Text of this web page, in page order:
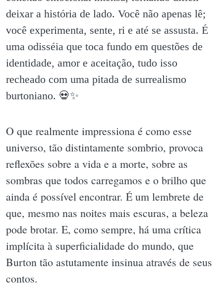
deixar a história de lado. Você não apenas lê;
você experimenta, sente, ri e até se assusta. É
uma odisséia que toca fundo em questões de
identidade, amor e aceitação, tudo isso
recheado com uma pitada de surrealismo
burtoniano. 💀✨️
O que realmente impressiona é como esse
universo, tão distintamente sombrio, provoca
reflexões sobre a vida e a morte, sobre as
sombras que todos carregamos e o brilho que
ainda é possível encontrar. É um lembrete de
que, mesmo nas noites mais escuras, a beleza
pode brotar. E, como sempre, há uma crítica
implícita à superficialidade do mundo, que
Burton tão astutamente insinua através de seus
contos.